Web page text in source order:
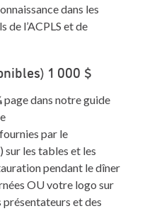
dans les
de l’ACPLS et de
1 000 $
dans notre guide
par le
les tables et les
pendant le dîner
OU votre logo sur
présentateurs et des